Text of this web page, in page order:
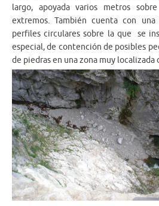
largo, apoyada varios metros
extremos. También cuenta con
perfiles circulares sobre la que se
especial, de contención de posibles
de piedras en una zona muy localizada